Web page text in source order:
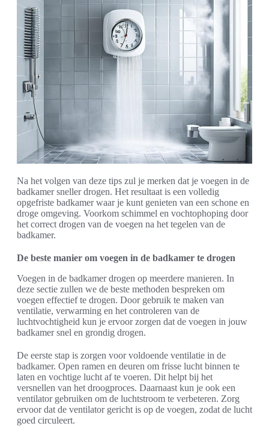
Na het volgen van deze tips zul je merken dat je voegen in de
badkamer sneller drogen. Het resultaat is een volledig
opgefriste badkamer waar je kunt genieten van een schone en
droge omgeving. Voorkom schimmel en vochtophoping door
het correct drogen van de voegen na het tegelen van de
badkamer.
De beste manier om voegen in de badkamer te drogen
Voegen in de badkamer drogen op meerdere manieren. In
deze sectie zullen we de beste methoden bespreken om
voegen effectief te drogen. Door gebruik te maken van
ventilatie, verwarming en het controleren van de
luchtvochtigheid kun je ervoor zorgen dat de voegen in jouw
badkamer snel en grondig drogen.
De eerste stap is zorgen voor voldoende ventilatie in de
badkamer. Open ramen en deuren om frisse lucht binnen te
laten en vochtige lucht af te voeren. Dit helpt bij het
versnellen van het droogproces. Daarnaast kun je ook een
ventilator gebruiken om de luchtstroom te verbeteren. Zorg
ervoor dat de ventilator gericht is op de voegen, zodat de lucht
goed circuleert.